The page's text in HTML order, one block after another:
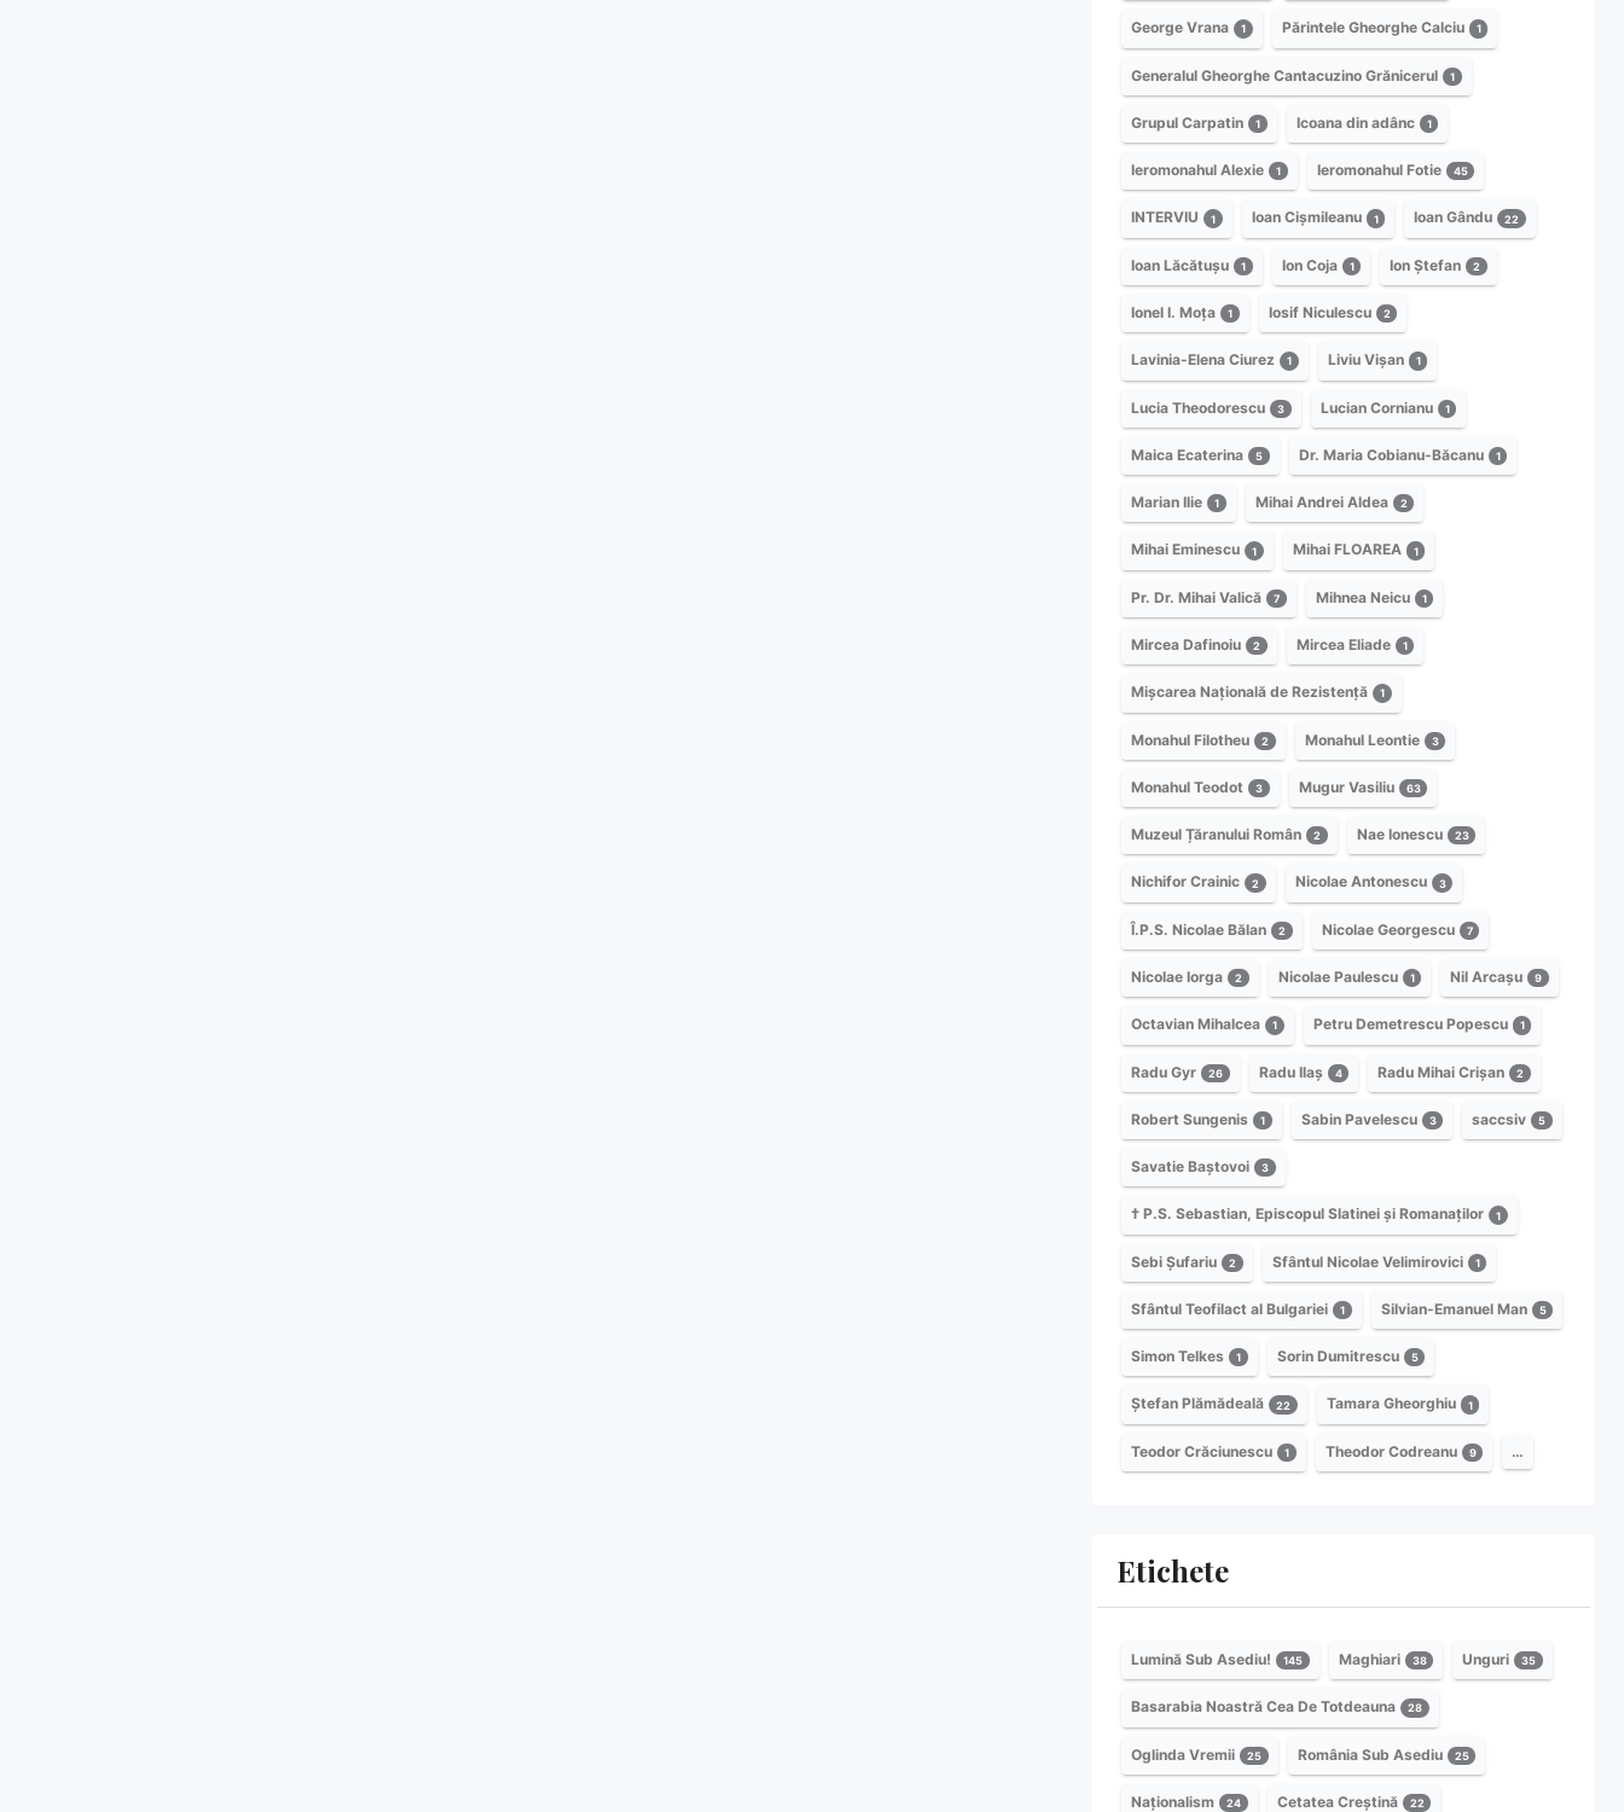
George Vrana 1 Părintele Gheorghe Calciu 1
Generalul Gheorghe Cantacuzino Grănicerul 1
Grupul Carpatin 1 Icoana din adânc 1
Ieromonahul Alexie 1 Ieromonahul Fotie 45
INTERVIU 1 Ioan Cișmileanu 1 Ioan Gându 22
Ioan Lăcătușu 1 Ion Coja 1 Ion Ștefan 2
Ionel I. Moța 1 Iosif Niculescu 2
Lavinia-Elena Ciurez 1 Liviu Vișan 1
Lucia Theodorescu 3 Lucian Cornianu 1
Maica Ecaterina 5 Dr. Maria Cobianu-Băcanu 1
Marian Ilie 1 Mihai Andrei Aldea 2
Mihai Eminescu 1 Mihai FLOAREA 1
Pr. Dr. Mihai Valică 7 Mihnea Neicu 1
Mircea Dafinoiu 2 Mircea Eliade 1
Mișcarea Națională de Rezistență 1
Monahul Filotheu 2 Monahul Leontie 3
Monahul Teodot 3 Mugur Vasiliu 63
Muzeul Țăranului Român 2 Nae Ionescu 23
Nichifor Crainic 2 Nicolae Antonescu 3
Î.P.S. Nicolae Bălan 2 Nicolae Georgescu 7
Nicolae Iorga 2 Nicolae Paulescu 1 Nil Arcașu 9
Octavian Mihalcea 1 Petru Demetrescu Popescu 1
Radu Gyr 26 Radu Ilaș 4 Radu Mihai Crișan 2
Robert Sungenis 1 Sabin Pavelescu 3 saccsiv 5
Savatie Baștovoi 3
† P.S. Sebastian, Episcopul Slatinei și Romanaților 1
Sebi Șufariu 2 Sfântul Nicolae Velimirovici 1
Sfântul Teofilact al Bulgariei 1 Silvian-Emanuel Man 5
Simon Telkes 1 Sorin Dumitrescu 5
Ștefan Plămădeală 22 Tamara Gheorghiu 1
Teodor Crăciunescu 1 Theodor Codreanu 9 …
Etichete
Lumină Sub Asediu! 145 Maghiari 38 Unguri 35
Basarabia Noastră Cea De Totdeauna 28
Oglinda Vremii 25 România Sub Asediu 25
Naționalism 24 Cetatea Creștină 22